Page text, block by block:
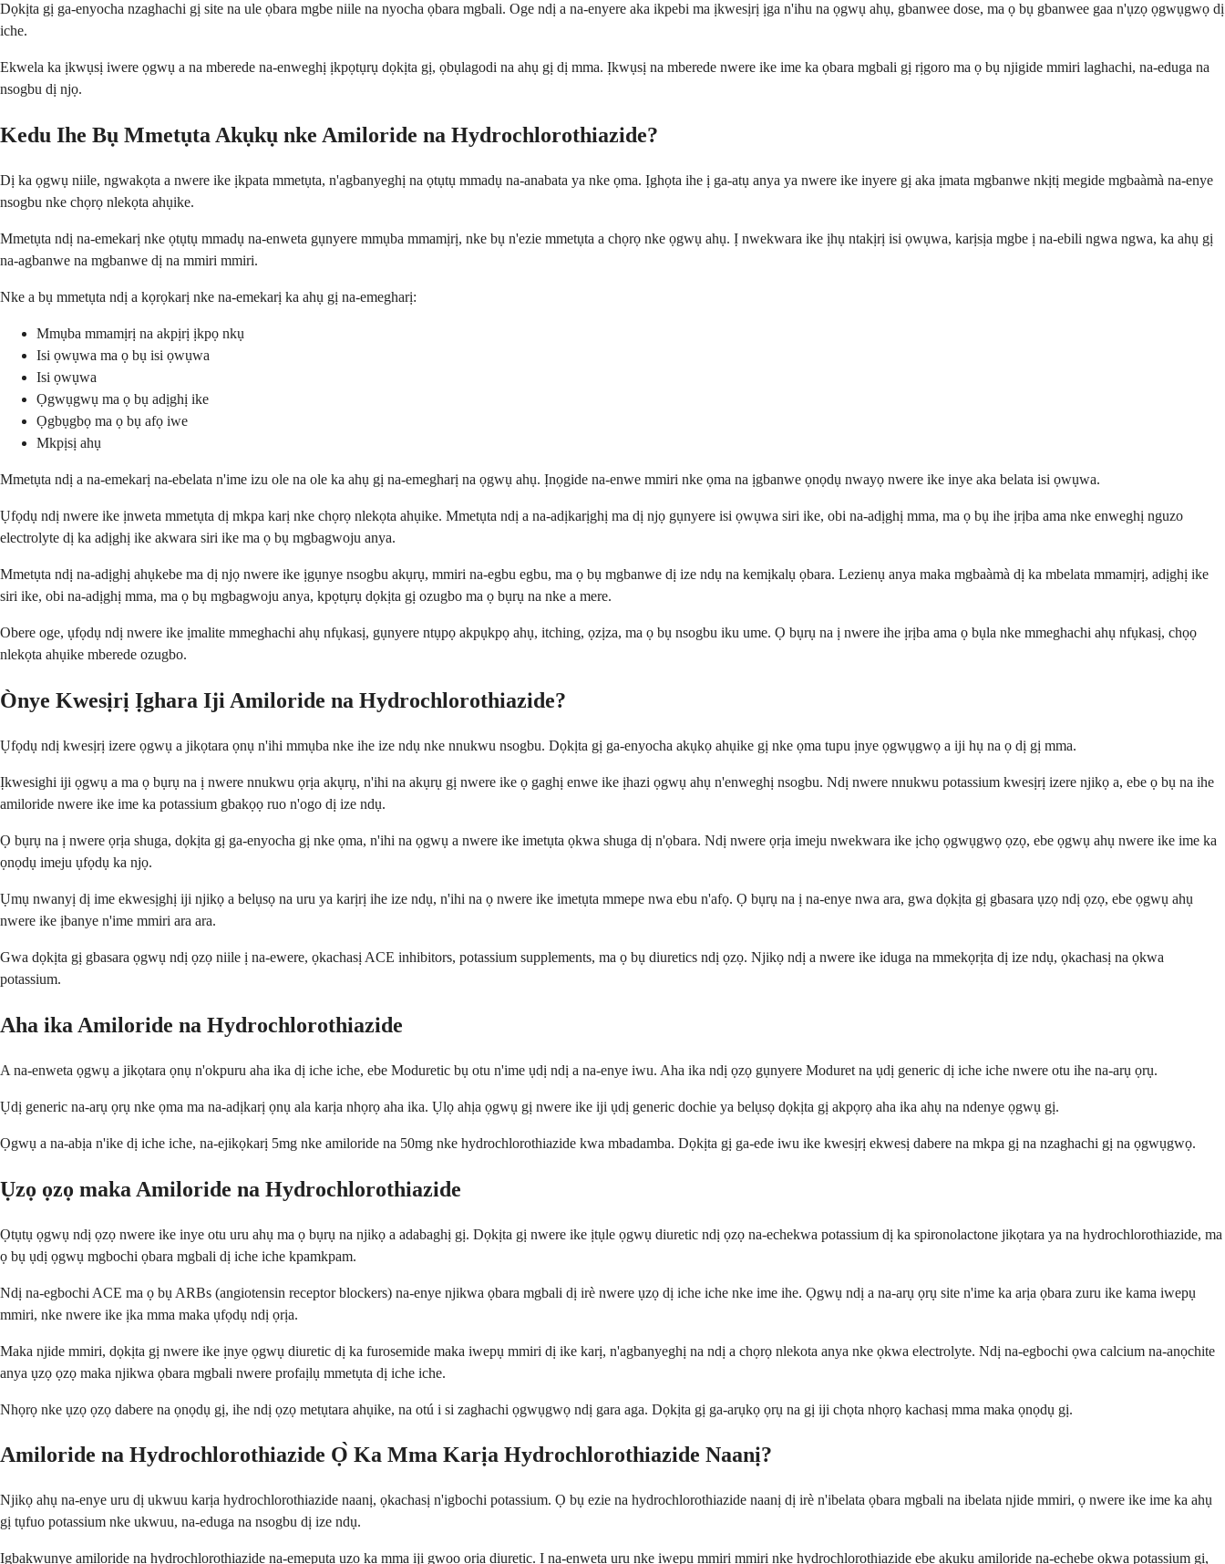
Dọkịta gị ga-enyocha nzaghachi gị site na ule ọbara mgbe niile na nyocha ọbara mgbali. Oge ndị a na-enyere aka ikpebi ma ịkwesịrị ịga n'ihu na ọgwụ ahụ, gbanwee dose, ma ọ bụ gbanwee gaa n'ụzọ ọgwụgwọ dị
iche.
Ekwela ka ịkwụsị iwere ọgwụ a na mberede na-enweghị ịkpọtụrụ dọkịta gị, ọbụlagodi na ahụ gị dị mma. Ịkwụsị na mberede nwere ike ime ka ọbara mgbali gị rịgoro ma ọ bụ njigide mmiri laghachi, na-eduga na
nsogbu dị njọ.
Kedu Ihe Bụ Mmetụta Akụkụ nke Amiloride na Hydrochlorothiazide?
Dị ka ọgwụ niile, ngwakọta a nwere ike ịkpata mmetụta, n'agbanyeghị na ọtụtụ mmadụ na-anabata ya nke ọma. Ịghọta ihe ị ga-atụ anya ya nwere ike inyere gị aka ịmata mgbanwe nkịtị megide mgbaàmà na-enye
nsogbu nke chọrọ nlekọta ahụike.
Mmetụta ndị na-emekarị nke ọtụtụ mmadụ na-enweta gụnyere mmụba mmamịrị, nke bụ n'ezie mmetụta a chọrọ nke ọgwụ ahụ. Ị nwekwara ike ịhụ ntakịrị isi ọwụwa, karịsịa mgbe ị na-ebili ngwa ngwa, ka ahụ gị
na-agbanwe na mgbanwe dị na mmiri mmiri.
Nke a bụ mmetụta ndị a kọrọkarị nke na-emekarị ka ahụ gị na-emegharị:
Mmụba mmamịrị na akpịrị ịkpọ nkụ
Isi ọwụwa ma ọ bụ isi ọwụwa
Isi ọwụwa
Ọgwụgwụ ma ọ bụ adịghị ike
Ọgbụgbọ ma ọ bụ afọ iwe
Mkpịsị ahụ
Mmetụta ndị a na-emekarị na-ebelata n'ime izu ole na ole ka ahụ gị na-emegharị na ọgwụ ahụ. Ịnọgide na-enwe mmiri nke ọma na ịgbanwe ọnọdụ nwayọ nwere ike inye aka belata isi ọwụwa.
Ụfọdụ ndị nwere ike ịnweta mmetụta dị mkpa karị nke chọrọ nlekọta ahụike. Mmetụta ndị a na-adịkarịghị ma dị njọ gụnyere isi ọwụwa siri ike, obi na-adịghị mma, ma ọ bụ ihe ịrịba ama nke enweghị nguzo
electrolyte dị ka adịghị ike akwara siri ike ma ọ bụ mgbagwoju anya.
Mmetụta ndị na-adịghị ahụkebe ma dị njọ nwere ike ịgụnye nsogbu akụrụ, mmiri na-egbu egbu, ma ọ bụ mgbanwe dị ize ndụ na kemịkalụ ọbara. Lezienụ anya maka mgbaàmà dị ka mbelata mmamịrị, adịghị ike
siri ike, obi na-adịghị mma, ma ọ bụ mgbagwoju anya, kpọtụrụ dọkịta gị ozugbo ma ọ bụrụ na nke a mere.
Obere oge, ụfọdụ ndị nwere ike ịmalite mmeghachi ahụ nfụkasị, gụnyere ntụpọ akpụkpọ ahụ, itching, ọzịza, ma ọ bụ nsogbu iku ume. Ọ bụrụ na ị nwere ihe ịrịba ama ọ bụla nke mmeghachi ahụ nfụkasị, chọọ
nlekọta ahụike mberede ozugbo.
Ònye Kwesịrị Ịghara Iji Amiloride na Hydrochlorothiazide?
Ụfọdụ ndị kwesịrị izere ọgwụ a jikọtara ọnụ n'ihi mmụba nke ihe ize ndụ nke nnukwu nsogbu. Dọkịta gị ga-enyocha akụkọ ahụike gị nke ọma tupu ịnye ọgwụgwọ a iji hụ na ọ dị gị mma.
Ịkwesighi iji ọgwụ a ma ọ bụrụ na ị nwere nnukwu ọrịa akụrụ, n'ihi na akụrụ gị nwere ike ọ gaghị enwe ike ịhazi ọgwụ ahụ n'enweghị nsogbu. Ndị nwere nnukwu potassium kwesịrị izere njikọ a, ebe ọ bụ na ihe
amiloride nwere ike ime ka potassium gbakọọ ruo n'ogo dị ize ndụ.
Ọ bụrụ na ị nwere ọrịa shuga, dọkịta gị ga-enyocha gị nke ọma, n'ihi na ọgwụ a nwere ike imetụta ọkwa shuga dị n'ọbara. Ndị nwere ọrịa imeju nwekwara ike ịchọ ọgwụgwọ ọzọ, ebe ọgwụ ahụ nwere ike ime ka
ọnọdụ imeju ụfọdụ ka njọ.
Ụmụ nwanyị dị ime ekwesịghị iji njikọ a belụsọ na uru ya karịrị ihe ize ndụ, n'ihi na ọ nwere ike imetụta mmepe nwa ebu n'afọ. Ọ bụrụ na ị na-enye nwa ara, gwa dọkịta gị gbasara ụzọ ndị ọzọ, ebe ọgwụ ahụ
nwere ike ịbanye n'ime mmiri ara ara.
Gwa dọkịta gị gbasara ọgwụ ndị ọzọ niile ị na-ewere, ọkachasị ACE inhibitors, potassium supplements, ma ọ bụ diuretics ndị ọzọ. Njikọ ndị a nwere ike iduga na mmekọrịta dị ize ndụ, ọkachasị na ọkwa
potassium.
Aha ika Amiloride na Hydrochlorothiazide
A na-enweta ọgwụ a jikọtara ọnụ n'okpuru aha ika dị iche iche, ebe Moduretic bụ otu n'ime ụdị ndị a na-enye iwu. Aha ika ndị ọzọ gụnyere Moduret na ụdị generic dị iche iche nwere otu ihe na-arụ ọrụ.
Ụdị generic na-arụ ọrụ nke ọma ma na-adịkarị ọnụ ala karịa nhọrọ aha ika. Ụlọ ahịa ọgwụ gị nwere ike iji ụdị generic dochie ya belụsọ dọkịta gị akpọrọ aha ika ahụ na ndenye ọgwụ gị.
Ọgwụ a na-abịa n'ike dị iche iche, na-ejikọkarị 5mg nke amiloride na 50mg nke hydrochlorothiazide kwa mbadamba. Dọkịta gị ga-ede iwu ike kwesịrị ekwesị dabere na mkpa gị na nzaghachi gị na ọgwụgwọ.
Ụzọ ọzọ maka Amiloride na Hydrochlorothiazide
Ọtụtụ ọgwụ ndị ọzọ nwere ike inye otu uru ahụ ma ọ bụrụ na njikọ a adabaghị gị. Dọkịta gị nwere ike ịtụle ọgwụ diuretic ndị ọzọ na-echekwa potassium dị ka spironolactone jikọtara ya na hydrochlorothiazide, ma
ọ bụ ụdị ọgwụ mgbochi ọbara mgbali dị iche iche kpamkpam.
Ndị na-egbochi ACE ma ọ bụ ARBs (angiotensin receptor blockers) na-enye njikwa ọbara mgbali dị irè nwere ụzọ dị iche iche nke ime ihe. Ọgwụ ndị a na-arụ ọrụ site n'ime ka arịa ọbara zuru ike kama iwepụ
mmiri, nke nwere ike ịka mma maka ụfọdụ ndị ọrịa.
Maka njide mmiri, dọkịta gị nwere ike ịnye ọgwụ diuretic dị ka furosemide maka iwepụ mmiri dị ike karị, n'agbanyeghị na ndị a chọrọ nlekota anya nke ọkwa electrolyte. Ndị na-egbochi ọwa calcium na-anọchite
anya ụzọ ọzọ maka njikwa ọbara mgbali nwere profaịlụ mmetụta dị iche iche.
Nhọrọ nke ụzọ ọzọ dabere na ọnọdụ gị, ihe ndị ọzọ metụtara ahụike, na otú i si zaghachi ọgwụgwọ ndị gara aga. Dọkịta gị ga-arụkọ ọrụ na gị iji chọta nhọrọ kachasị mma maka ọnọdụ gị.
Amiloride na Hydrochlorothiazide Ọ̀ Ka Mma Karịa Hydrochlorothiazide Naanị?
Njikọ ahụ na-enye uru dị ukwuu karịa hydrochlorothiazide naanị, ọkachasị n'igbochi potassium. Ọ bụ ezie na hydrochlorothiazide naanị dị irè n'ibelata ọbara mgbali na ibelata njide mmiri, ọ nwere ike ime ka ahụ
gị tụfuo potassium nke ukwuu, na-eduga na nsogbu dị ize ndụ.
Ịgbakwunye amiloride na hydrochlorothiazide na-emepụta ụzọ ka mma iji gwọọ ọrịa diuretic. Ị na-enweta uru nke iwepụ mmiri mmiri nke hydrochlorothiazide ebe akụkụ amiloride na-echebe ọkwa potassium gị,